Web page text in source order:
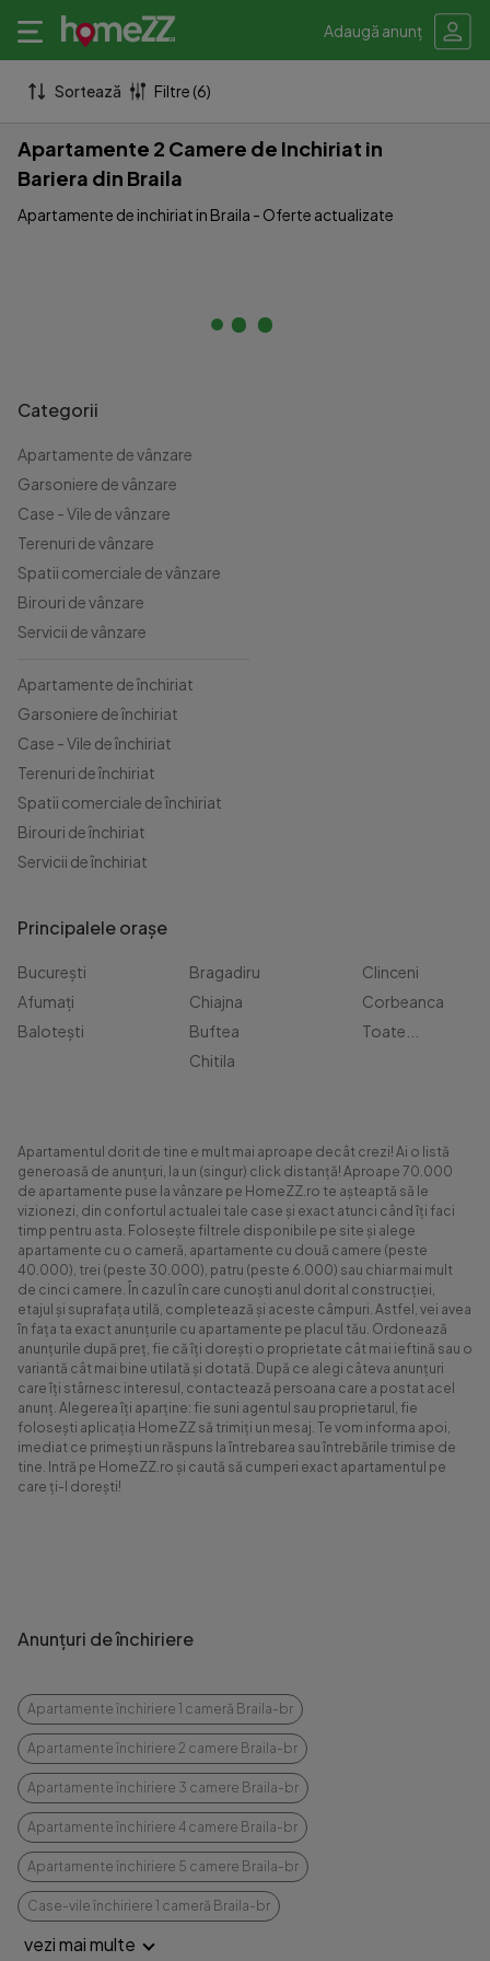
Adaugă anunț
Sortează Filtre (6)
Apartamente 2 Camere de Inchiriat in
Bariera din Braila
Apartamente de inchiriat in Braila - Oferte actualizate
Categorii
Apartamente de vânzare
Garsoniere de vânzare
Case - Vile de vânzare
Terenuri de vânzare
Spatii comerciale de vânzare
Birouri de vânzare
Servicii de vânzare
Apartamente de închiriat
Garsoniere de închiriat
Case - Vile de închiriat
Terenuri de închiriat
Spatii comerciale de închiriat
Birouri de închiriat
Servicii de închiriat
Principalele orașe
București
Afumați
Balotești
Bragadiru
Chiajna
Buftea
Chitila
Clinceni
Corbeanca
Toate...
Apartamentul dorit de tine e mult mai aproape decât crezi! Ai o listă
generoasă de anunțuri, la un (singur) click distanță! Aproape 70.000
de apartamente puse la vânzare pe HomeZZ.ro te așteaptă să le
vizionezi, din confortul actualei tale case și exact atunci când îți faci
timp pentru asta. Folosește filtrele disponibile pe site și alege
apartamente cu o cameră, apartamente cu două camere (peste
40.000), trei (peste 30.000), patru (peste 6.000) sau chiar mai mult
de cinci camere. În cazul în care cunoști anul dorit al construcției,
etajul și suprafața utilă, completează și aceste câmpuri. Astfel, vei avea
în fața ta exact anunțurile cu apartamente pe placul tău. Ordonează
anunțurile după preț, fie că îți dorești o proprietate cât mai ieftină sau o
variantă cât mai bine utilată și dotată. După ce alegi câteva anunțuri
care îți stârnesc interesul, contactează persoana care a postat acel
anunț. Alegerea îți aparține: fie suni agentul sau proprietarul, fie
folosești aplicația HomeZZ să trimiți un mesaj. Te vom informa apoi,
imediat ce primești un răspuns la întrebarea sau întrebările trimise de
tine. Intră pe HomeZZ.ro și caută să cumperi exact apartamentul pe
care ți-l dorești!
Anunțuri de închiriere
Apartamente închiriere 1 cameră Braila-br
Apartamente închiriere 2 camere Braila-br
Apartamente închiriere 3 camere Braila-br
Apartamente închiriere 4 camere Braila-br
Apartamente închiriere 5 camere Braila-br
Case-vile închiriere 1 cameră Braila-br
vezi mai multe